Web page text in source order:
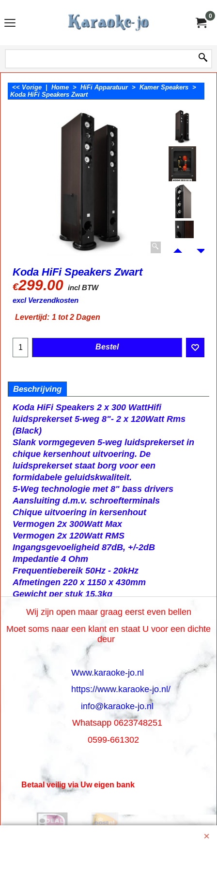
0
<< Vorige Home > HiFi Apparatuur> Kamer Speakers >
Koda HiFi Speakers Zwart
Koda HiFi Speakers Zwart
€299.00 incl BTW
excl Verzendkosten
Levertijd: 1 tot 2 Dagen
Bestel
Beschrijving
Koda HiFi Speakers2 x 300 WattHifi
luidsprekerset 5-weg 8"- 2 x 120Watt Rms
(Black)
Slank vormgegeven 5-weg luidsprekerset in
chique kersenhout uitvoering. De
luidsprekerset staat borg voor een
formidabele geluidskwaliteit.
5-Weg technologie met 8" bass drivers
Aansluiting d.m.v. schroefterminals
Chique uitvoering in kersenhout
Vermogen 2x 300Watt Max
Vermogen 2x 120Watt RMS
Ingangsgevoeligheid 87dB, +/-2dB
Impedantie 4 Ohm
Frequentiebereik 50Hz - 20kHz
Afmetingen 220 x 1150 x 430mm
Gewicht per stuk 15.3kg
Wij zijn open maar graag eerst even bellen
Moet soms naar een klant en staat U voor een dichte
deur
Www.karaoke-jo.nl
https://www.karaoke-jo.nl/
info@karaoke-jo.nl
Whatsapp 0623748251
0599-661302
Betaal veilig via Uw eigen bank